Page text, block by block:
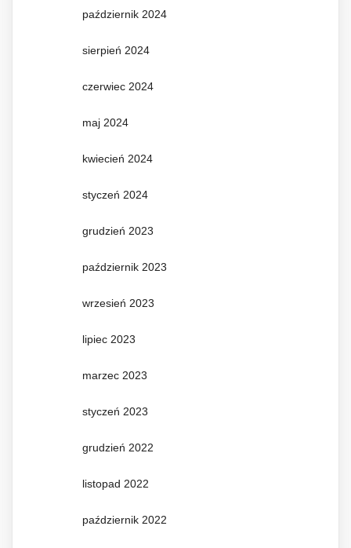
październik 2024
sierpień 2024
czerwiec 2024
maj 2024
kwiecień 2024
styczeń 2024
grudzień 2023
październik 2023
wrzesień 2023
lipiec 2023
marzec 2023
styczeń 2023
grudzień 2022
listopad 2022
październik 2022